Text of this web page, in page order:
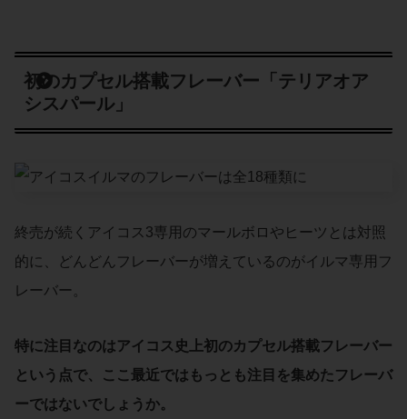
初のカプセル搭載フレーバー「テリアオア
シスパール」
終売が続くアイコス3専用のマールボロやヒーツとは対照
的に、どんどんフレーバーが増えているのがイルマ専用フ
レーバー。
特に注目なのはアイコス史上初のカプセル搭載フレーバー
という点で、ここ最近ではもっとも注目を集めたフレーバ
ーではないでしょうか。